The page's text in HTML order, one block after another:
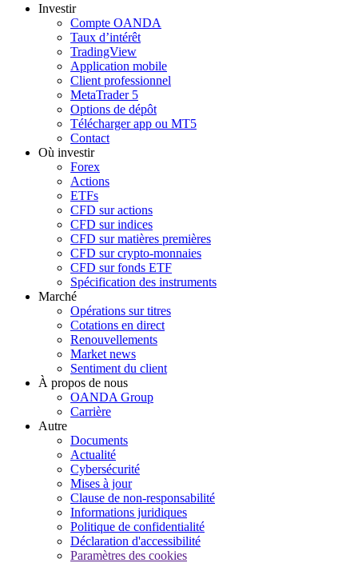
Investir
Compte OANDA
Taux d’intérêt
TradingView
Application mobile
Client professionnel
MetaTrader 5
Options de dépôt
Télécharger app ou MT5
Contact
Où investir
Forex
Actions
ETFs
CFD sur actions
CFD sur indices
CFD sur matières premières
CFD sur crypto-monnaies
CFD sur fonds ETF
Spécification des instruments
Marché
Opérations sur titres
Cotations en direct
Renouvellements
Market news
Sentiment du client
À propos de nous
OANDA Group
Carrière
Autre
Documents
Actualité
Cybersécurité
Mises à jour
Clause de non-responsabilité
Informations juridiques
Politique de confidentialité
Déclaration d'accessibilité
Paramètres des cookies